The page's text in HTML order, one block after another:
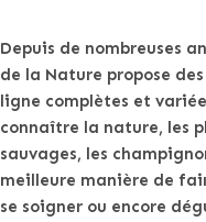
Depuis de nombreuses
de la Nature propose
ligne complètes et
connaître la nature, les
sauvages, les
meilleure manière de
se soigner ou encore